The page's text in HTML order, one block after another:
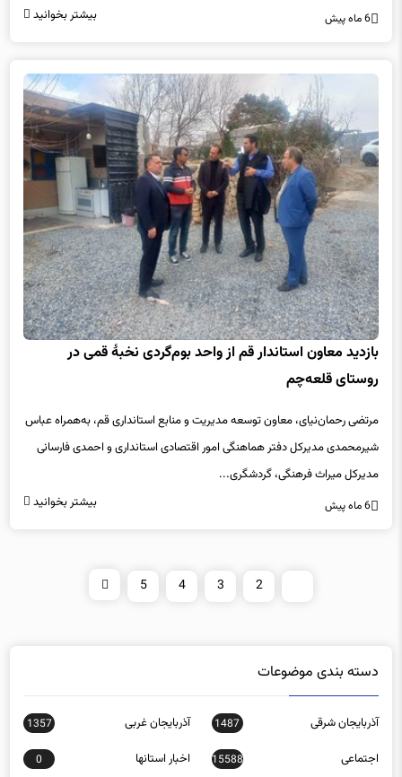
6 ماه پیش بیشتر بخوانید
بازدید معاون استاندار قم از واحد بوم‌گردی نخبۀ قمی در
روستای قلعه‌چم
مرتضی رحمان‌نیای، معاون توسعه مدیریت و منابع استانداری قم، به‌همراه عباس
شیرمحمدی مدیرکل دفتر هماهنگی امور اقتصادی استانداری و احمدی فارسانی
مدیرکل میراث فرهنگی، گردشگری...
6 ماه پیش بیشتر بخوانید
2
3
4
5
دسته بندی موضوعات
آذربایجان شرقی 1487 آذربایجان غربی 1357
اجتماعی 15588 اخبار استانها 0